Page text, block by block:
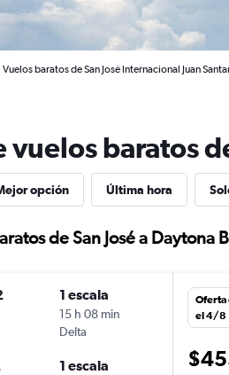
Vuelos baratos de San José Internacional Juan
vuelos baratos
opción Última hora
de San José a Daytona
1 escala
15 h 08 min
Delta
1 escala
Oferta
el 4/8